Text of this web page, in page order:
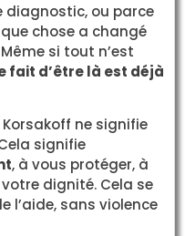
diagnostic, ou parce
chose a changé
si tout n’est
fait d’être là est déjà
ne signifie
signifie
, à vous protéger, à
dignité. Cela se
l’aide, sans violence